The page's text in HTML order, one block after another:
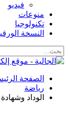
فيديو
منوعات
تكنولوجيا
النسخة
الصفحة
رياضة
الوداد